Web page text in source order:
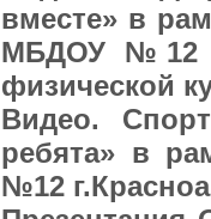
вместе» в
МБДОУ №12
физической
Видео.
ребята» в
№12